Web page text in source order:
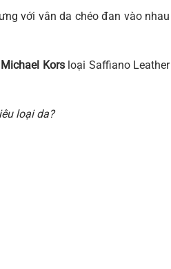
với vân da chéo đan vào nhau
Korsloại Saffiano Leather